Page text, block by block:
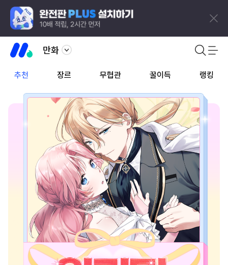
만화
추천 장르 무협관 꿀이득 랭킹